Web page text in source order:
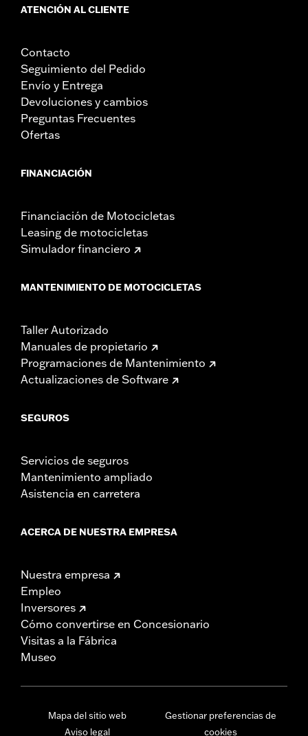
ATENCIÓN AL CLIENTE
Contacto
Seguimiento del Pedido
Envío y Entrega
Devoluciones y cambios
Preguntas Frecuentes
Ofertas
FINANCIACIÓN
Financiación de Motocicletas
Leasing de motocicletas
Simulador financiero
MANTENIMIENTO DE MOTOCICLETAS
Taller Autorizado
Manuales de propietario
Programaciones de Mantenimiento
Actualizaciones de Software
SEGUROS
Servicios de seguros
Mantenimiento ampliado
Asistencia en carretera
ACERCA DE NUESTRA EMPRESA
Nuestra empresa
Empleo
Inversores
Cómo convertirse en Concesionario
Visitas a la Fábrica
Museo
Mapa del sitio web
Aviso legal
Gestionar preferencias de
cookies